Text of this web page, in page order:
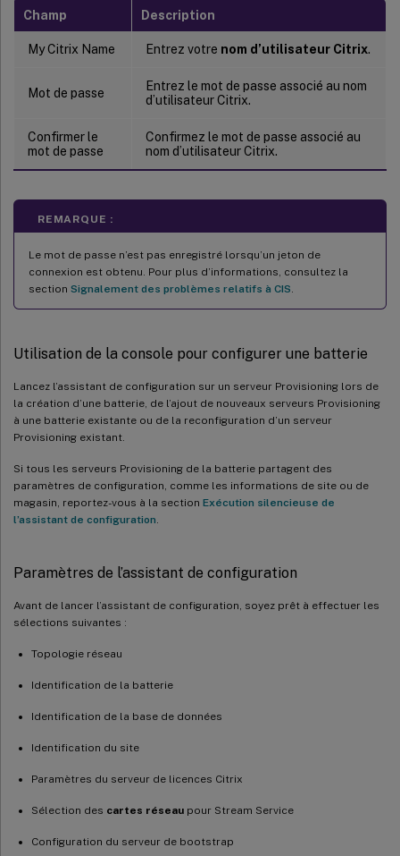
Champ Description
My Citrix Name Entrez votre nom d’utilisateur Citrix.
Mot de passe
Entrez le mot de passe associé au nom
d’utilisateur Citrix.
Confirmer le
mot de passe
Confirmez le mot de passe associé au
nom d’utilisateur Citrix.
REMARQUE :
Le mot de passe n’est pas enregistré lorsqu’un jeton de
connexion est obtenu. Pour plus d’informations, consultez la
section Signalement des problèmes relatifs à CIS
Utilisation de la console pour configurer une batterie
Lancez l’assistant de configuration sur un serveur Provisioning lors de
la création d’une batterie, de l’ajout de nouveaux serveurs Provisioning
à une batterie existante ou de la reconfiguration d’un serveur
Provisioning existant.
Si tous les serveurs Provisioning de la batterie partagent des
paramètres de configuration, comme les informations de site ou de
magasin, reportez-vous à la section Exécution silencieuse de
l’assistant de configuration
Paramètres de l’assistant de configuration
Avant de lancer l’assistant de configuration, soyez prêt à effectuer les
sélections suivantes :
Topologie réseau
Identification de la batterie
Identification de la base de données
Identification du site
Paramètres du serveur de licences Citrix
Sélection des cartes réseau pour Stream Service
Configuration du serveur de bootstrap